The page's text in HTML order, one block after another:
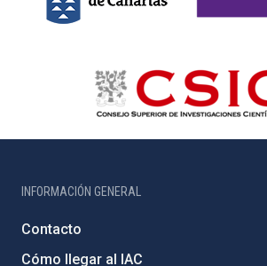
INFORMACIÓN GENERAL
Contacto
Cómo llegar al IAC